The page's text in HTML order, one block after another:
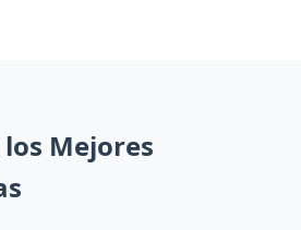
Mejores